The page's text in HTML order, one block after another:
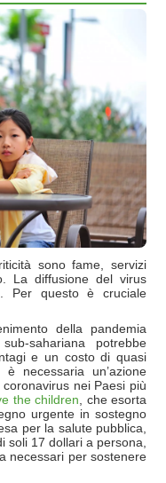
sono fame, servizi
La diffusione del virus
Per questo è cruciale
della pandemia
sahariana potrebbe
e un costo di quasi
necessaria un’azione
nei Paesi più
the children , che esorta
urgente in sostegno
per la salute pubblica,
soli 17 dollari a persona,
necessari per sostenere